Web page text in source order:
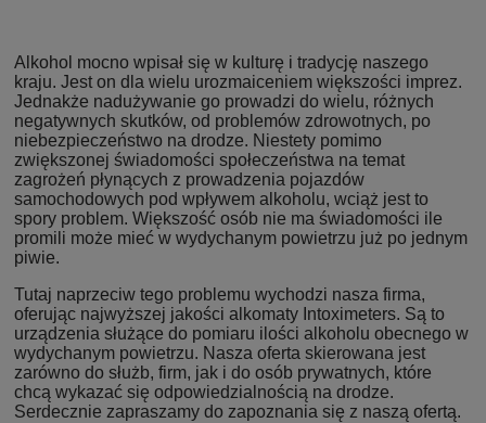
Alkohol mocno wpisał się w kulturę i tradycję naszego
kraju. Jest on dla wielu urozmaiceniem większości imprez.
Jednakże nadużywanie go prowadzi do wielu, różnych
negatywnych skutków, od problemów zdrowotnych, po
niebezpieczeństwo na drodze. Niestety pomimo
zwiększonej świadomości społeczeństwa na temat
zagrożeń płynących z prowadzenia pojazdów
samochodowych pod wpływem alkoholu, wciąż jest to
spory problem. Większość osób nie ma świadomości ile
promili może mieć w wydychanym powietrzu już po jednym
piwie.
Tutaj naprzeciw tego problemu wychodzi nasza firma,
oferując najwyższej jakości alkomaty Intoximeters. Są to
urządzenia służące do pomiaru ilości alkoholu obecnego w
wydychanym powietrzu. Nasza oferta skierowana jest
zarówno do służb, firm, jak i do osób prywatnych, które
chcą wykazać się odpowiedzialnością na drodze.
Serdecznie zapraszamy do zapoznania się z naszą ofertą.